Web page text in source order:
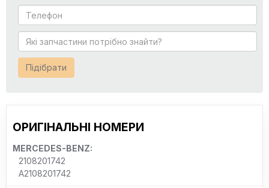
Підібрати
ОРИГІНАЛЬНІ НОМЕРИ
MERCEDES-BENZ:
2108201742
A2108201742